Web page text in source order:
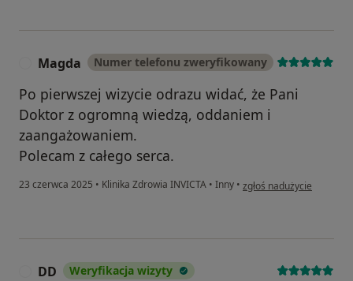
Magda Numer telefonu zweryfikowany
Po pierwszej wizycie odrazu widać, że Pani
Doktor z ogromną wiedzą, oddaniem i
zaangażowaniem.
Polecam z całego serca.
23 czerwca 2025 • Klinika Zdrowia INVICTA • Inny • w opinii użytkownika
zgłoś nadużycie
DD Weryfikacja wizyty